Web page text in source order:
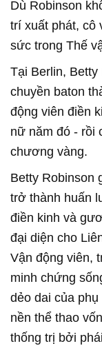
Dù Robinson
trí xuất phát, cô
sức trong Thế
Tại Berlin,
chuyền baton
động viên điền
nữ năm đó - rồi
chương vàng.
Betty Robinson
trở thành huấn
điền kinh và
đại diện cho
Vận động viên,
minh chứng
dẻo dai của
nền thể thao
thống trị bởi